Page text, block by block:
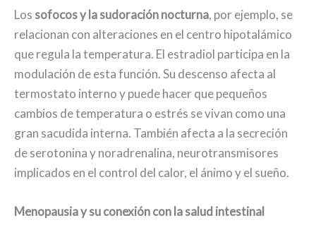
Los sofocos y la sudoración nocturna, por ejemplo, se
relacionan con alteraciones en el centro hipotalámico
que regula la temperatura. El estradiol participa en la
modulación de esta función. Su descenso afecta al
termostato interno y puede hacer que pequeños
cambios de temperatura o estrés se vivan como una
gran sacudida interna. También afecta a la secreción
de serotonina y noradrenalina, neurotransmisores
implicados en el control del calor, el ánimo y el sueño.
Menopausia y su conexión con la salud intestinal